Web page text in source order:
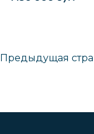
Предыдущая